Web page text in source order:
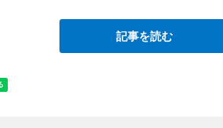
記事を読む